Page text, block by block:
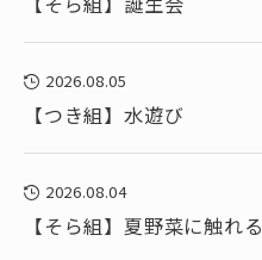
2026.08.05
【つき組】水遊び
2026.08.04
【そら組】夏野菜に触れる